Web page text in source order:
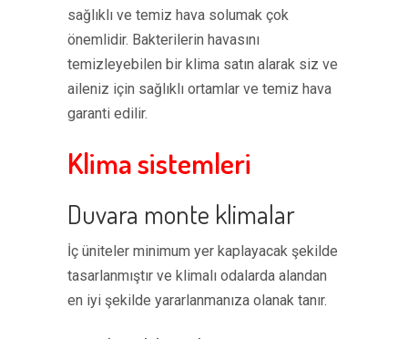
sağlıklı ve temiz hava solumak çok
önemlidir. Bakterilerin havasını
temizleyebilen bir klima satın alarak siz ve
aileniz için sağlıklı ortamlar ve temiz hava
garanti edilir.
Klima sistemleri
Duvara monte klimalar
İç üniteler minimum yer kaplayacak şekilde
tasarlanmıştır ve klimalı odalarda alandan
en iyi şekilde yararlanmanıza olanak tanır.